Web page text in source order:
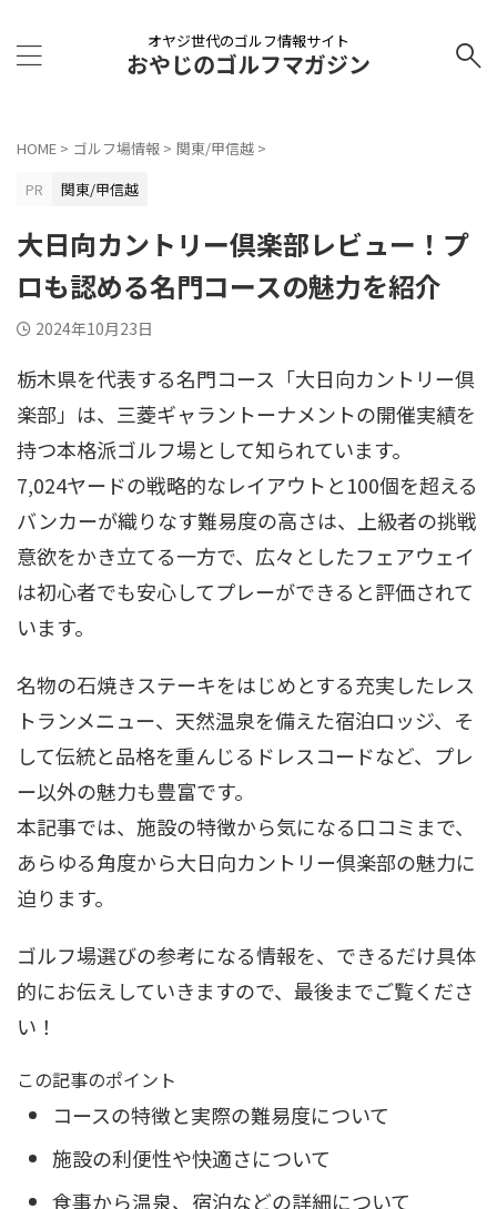
オヤジ世代のゴルフ情報サイト
おやじのゴルフマガジン
HOME > ゴルフ場情報 > 関東/甲信越 >
PR
関東/甲信越
大日向カントリー倶楽部レビュー！プ
ロも認める名門コースの魅力を紹介
2024年10月23日
栃木県を代表する名門コース「大日向カントリー倶
楽部」は、三菱ギャラントーナメントの開催実績を
持つ本格派ゴルフ場として知られています。
7,024ヤードの戦略的なレイアウトと100個を超える
バンカーが織りなす難易度の高さは、上級者の挑戦
意欲をかき立てる一方で、広々としたフェアウェイ
は初心者でも安心してプレーができると評価されて
います。
名物の石焼きステーキをはじめとする充実したレス
トランメニュー、天然温泉を備えた宿泊ロッジ、そ
して伝統と品格を重んじるドレスコードなど、プレ
ー以外の魅力も豊富です。
本記事では、施設の特徴から気になる口コミまで、
あらゆる角度から大日向カントリー倶楽部の魅力に
迫ります。
ゴルフ場選びの参考になる情報を、できるだけ具体
的にお伝えしていきますので、最後までご覧くださ
い！
この記事のポイント
コースの特徴と実際の難易度について
施設の利便性や快適さについて
食事から温泉、宿泊などの詳細について